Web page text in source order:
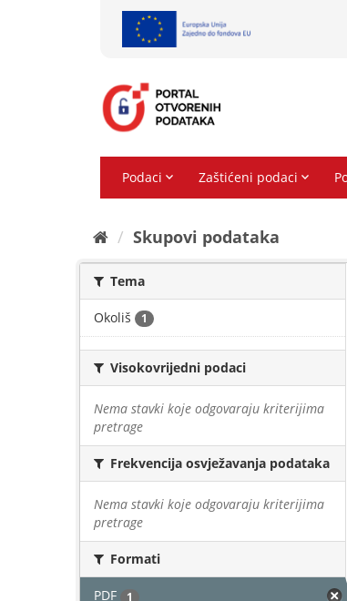
Skupovi podаtаkа
Tema
Okoliš 1
Visokovrijedni podaci
Nema stavki koje odgovaraju kriterijima
pretrage
Frekvencija osvježavanja podataka
Nema stavki koje odgovaraju kriterijima
pretrage
Formati
PDF 1